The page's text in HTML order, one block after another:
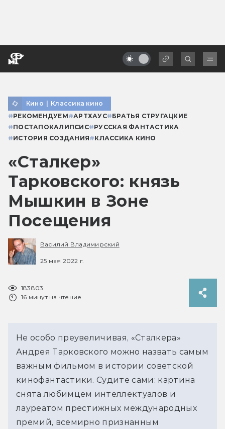
Кино | Классика кино
#РЕКОМЕНДУЕМ#АРТХАУС#БРАТЬЯ СТРУГАЦКИЕ
#ПОСТАПОКАЛИПСИС#РУССКАЯ ФАНТАСТИКА
#ИСТОРИЯ СОЗДАНИЯ#КЛАССИКА КИНО
«Сталкер»
Тарковского: князь
Мышкин в Зоне
Посещения
Василий Владимирский
25 мая 2022 г.
183803
16 минут на чтение
Не особо преувеличивая, «Сталкера»
Андрея Тарковского можно назвать самым
важным фильмом в истории советской
кинофантастики. Судите сами: картина
снята любимцем интеллектуалов и
лауреатом престижных международных
премий, всемирно признанным